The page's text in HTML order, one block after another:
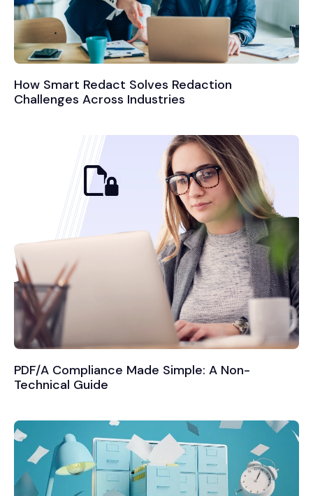
How Smart Redact Solves Redaction
Challenges Across Industries
PDF/A Compliance Made Simple: A Non-
Technical Guide